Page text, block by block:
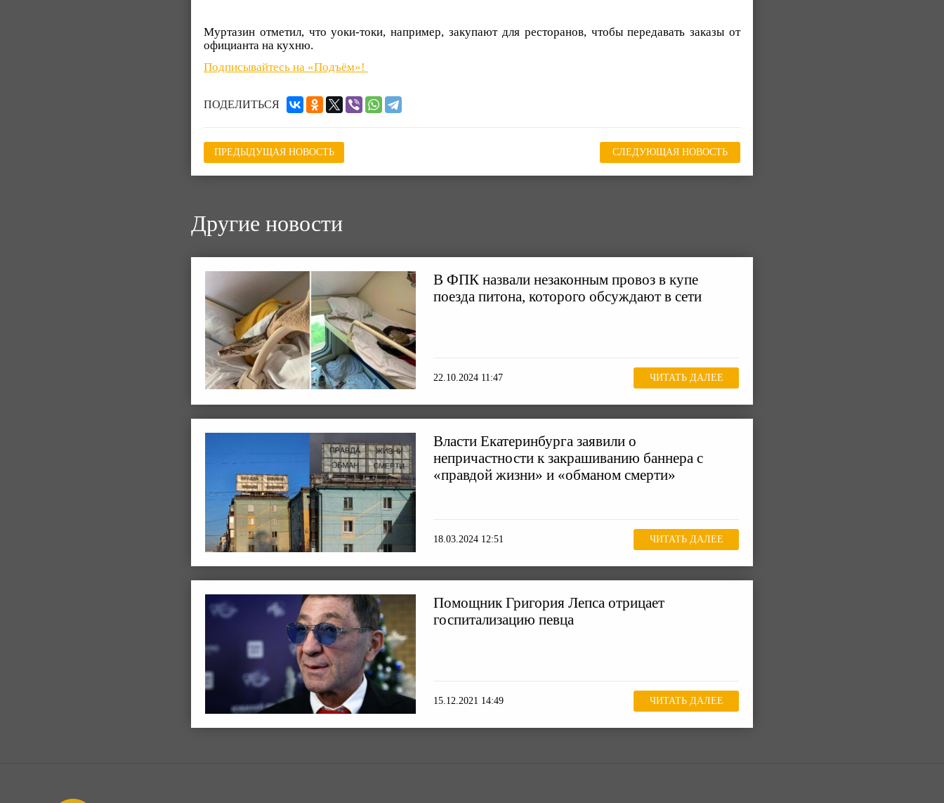
Муртазин отметил, что уоки-токи, например, закупают для ресторанов, чтобы передавать заказы от
официанта на кухню.
Подписывайтесь на «Подъём»!
ПОДЕЛИТЬСЯ
ПРЕДЫДУЩАЯ НОВОСТЬ СЛЕДУЮЩАЯ НОВОСТЬ
Другие новости
В ФПК назвали незаконным провоз в купе
поезда питона, которого обсуждают в сети
22.10.2024 11:47 ЧИТАТЬ ДАЛЕЕ
Власти Екатеринбурга заявили о
непричастности к закрашиванию баннера с
«правдой жизни» и «обманом смерти»
18.03.2024 12:51 ЧИТАТЬ ДАЛЕЕ
Помощник Григория Лепса отрицает
госпитализацию певца
15.12.2021 14:49 ЧИТАТЬ ДАЛЕЕ